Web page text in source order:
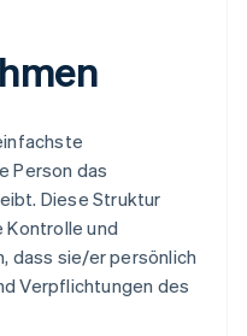
Person das
Diese Struktur
und
dass sie/er persönlich
Verpflichtungen des